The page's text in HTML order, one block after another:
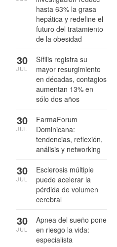
hasta 63% la grasa
hepática y redefine el
futuro del tratamiento
de la obesidad
Sífilis registra su
mayor resurgimiento
en décadas, contagios
aumentan 13% en
sólo dos años
30
JUL
FarmaForum
Dominicana:
tendencias, reflexión,
análisis y networking
30
JUL
Esclerosis múltiple
puede acelerar la
pérdida de volumen
cerebral
30
JUL
Apnea del sueño pone
en riesgo la vida:
especialista
30
JUL